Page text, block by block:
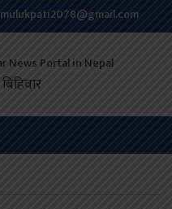
mulukpati2078@gmail.com